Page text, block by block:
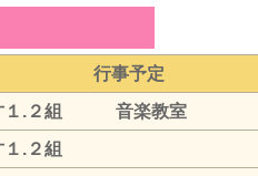
行事予定
１.２組 音楽教室
.２組